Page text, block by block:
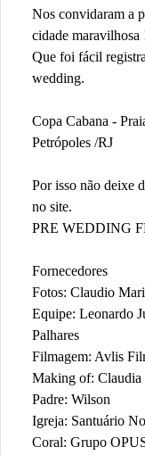
Nos convidaram a
cidade maravilhosa
Que foi fácil
wedding.
Copa Cabana -
Petrópoles /RJ
Por isso não deixe
no site.
PRE WEDDING
Fornecedores
Fotos: Claudio
Equipe: Leonardo
Palhares
Filmagem: Avlis
Making of: Claudia
Padre: Wilson
Igreja: Santuário
Coral: Grupo